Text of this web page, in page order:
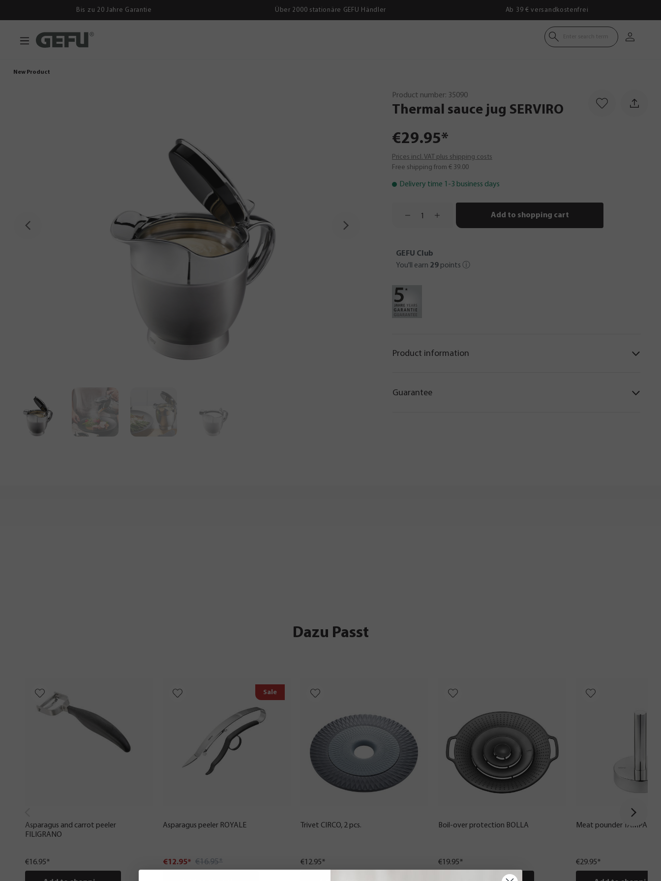
Bis zu 20 Jahre Garantie Über 2000 stationäre GEFU Händler Ab 39 € versandkostenfrei
Enter search term
New Product
Product number: 35090
Thermal sauce jug SERVIRO
€29.95*
Prices incl. VAT plus shipping costs
Free shipping from € 39.00
Delivery time 1-3 business days
Add to shopping cart
GEFU Club
You'll earn 29 points ⓘ
Product information
Guarantee
Dazu Passt
Asparagus and carrot peeler
FILIGRANO
€16.95*
Sale
Asparagus peeler ROYALE
€12.95* €16.95*
Trivet CIRCO, 2 pcs.
€12.95*
Boil-over protection BOLLA
€19.95*
Meat pounder TAMPA
€29.95*